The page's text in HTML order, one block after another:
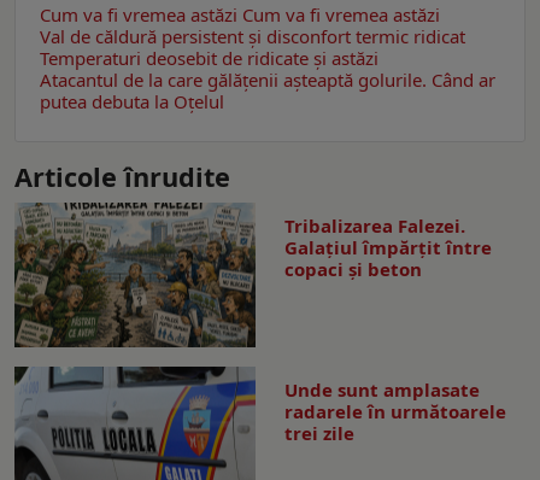
Cum va fi vremea astăzi Cum va fi vremea astăzi
Val de căldură persistent și disconfort termic ridicat
Temperaturi deosebit de ridicate și astăzi
Atacantul de la care gălățenii așteaptă golurile. Când ar
putea debuta la Oțelul
Articole înrudite
Tribalizarea Falezei.
Galațiul împărțit între
copaci și beton
Unde sunt amplasate
radarele în următoarele
trei zile